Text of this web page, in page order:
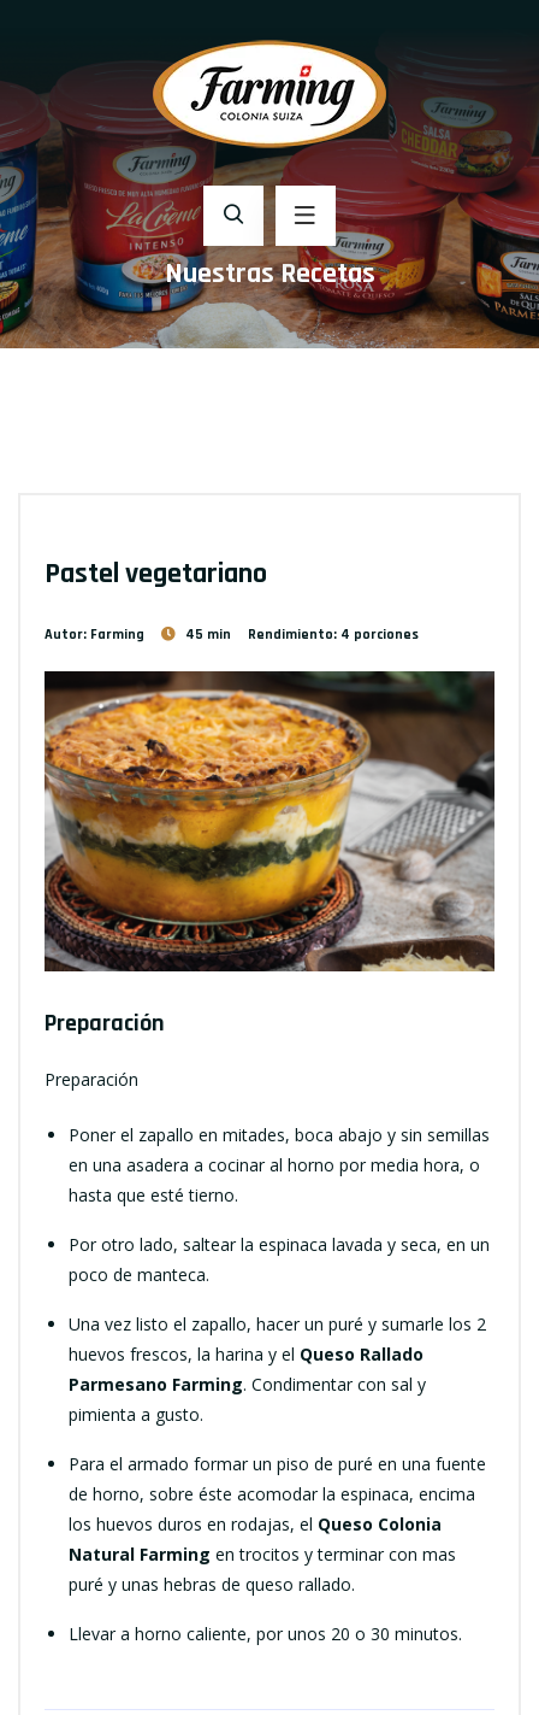
Nuestras Recetas
Pastel vegetariano
Autor: Farming 45 min Rendimiento: 4 porciones
Preparación
Preparación
Poner el zapallo en mitades, boca abajo y sin semillas
en una asadera a cocinar al horno por media hora, o
hasta que esté tierno.
Por otro lado, saltear la espinaca lavada y seca, en un
poco de manteca.
Una vez listo el zapallo, hacer un puré y sumarle los 2
huevos frescos, la harina y el Queso Rallado
Parmesano Farming. Condimentar con sal y
pimienta a gusto.
Para el armado formar un piso de puré en una fuente
de horno, sobre éste acomodar la espinaca, encima
los huevos duros en rodajas, el Queso Colonia
Natural Farming en trocitos y terminar con mas
puré y unas hebras de queso rallado.
Llevar a horno caliente, por unos 20 o 30 minutos.